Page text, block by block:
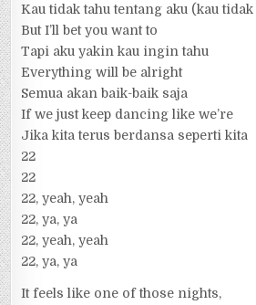
Kau tidak tahu tentang aku (kau
But I’ll bet you want to
Tapi aku yakin kau ingin tahu
Everything will be alright
Semua akan baik-baik saja
If we just keep dancing like we’re
Jika kita terus berdansa seperti kita
22
22
22, yeah, yeah
22, ya, ya
22, yeah, yeah
22, ya, ya
It feels like one of those nights,